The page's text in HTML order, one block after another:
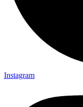
Instagram